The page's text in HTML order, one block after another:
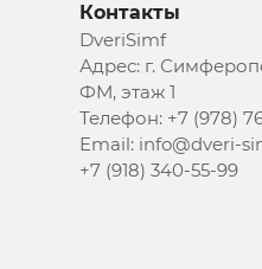
Контакты
DveriSimf
Адрес: г.
ФМ, этаж 1
Телефон: +7 (978)
Email: info@dveri-
+7 (918) 340-55-99